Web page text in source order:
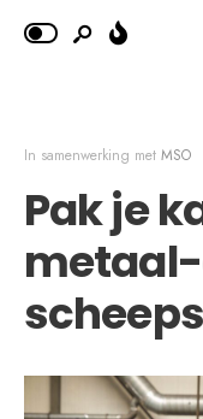
In samenwerking met MSO
Pak je